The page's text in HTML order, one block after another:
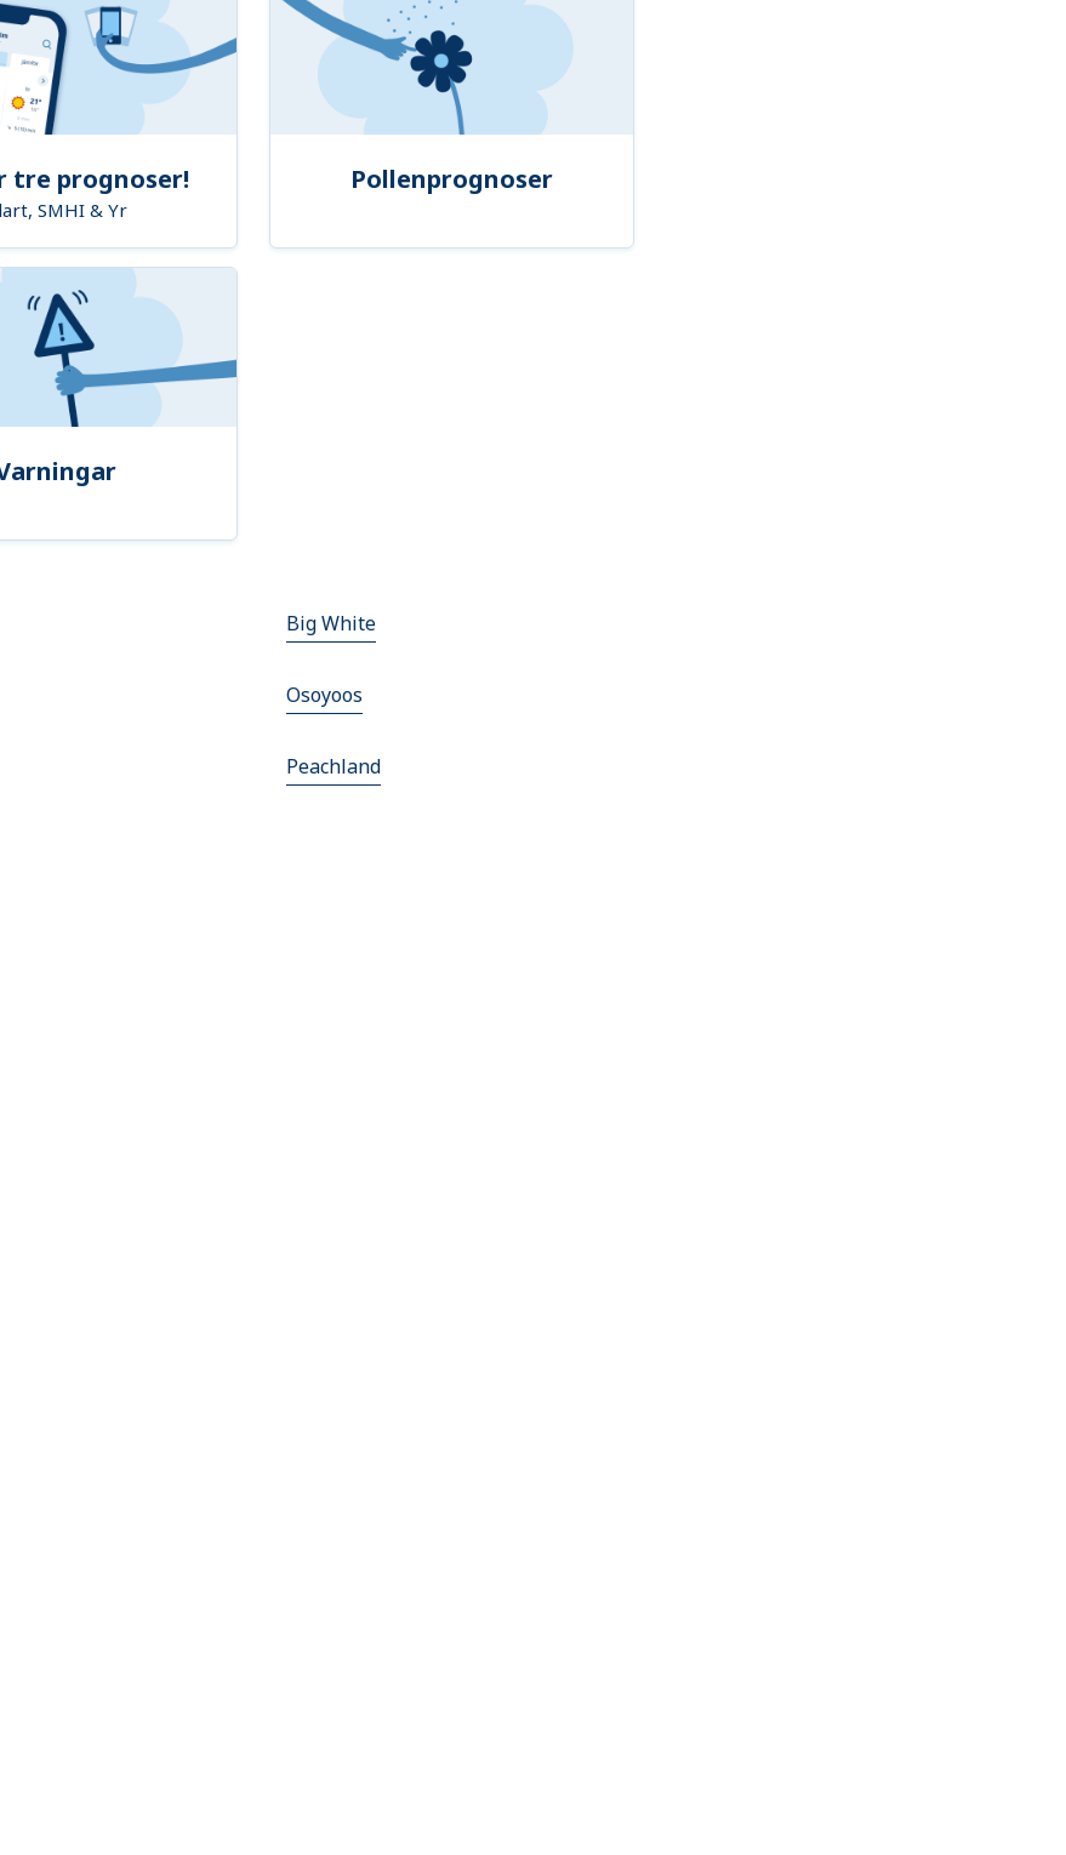
tre prognoser!
SMHI & Yr
Pollenprognoser
Big White
Osoyoos
Peachland